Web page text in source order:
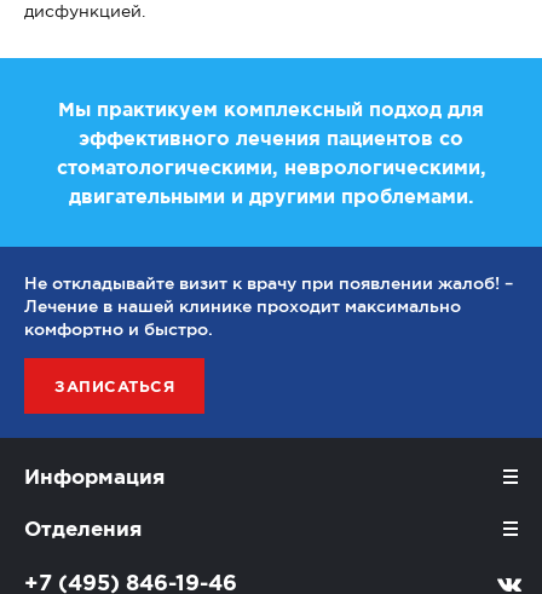
дисфункцией.
Мы практикуем комплексный подход для
эффективного лечения пациентов со
стоматологическими, неврологическими,
двигательными и другими проблемами.
Не откладывайте визит к врачу при появлении жалоб! –
Лечение в нашей клинике проходит максимально
комфортно и быстро.
ЗАПИСАТЬСЯ
Информация
Отделения
+7 (495) 846-19-46